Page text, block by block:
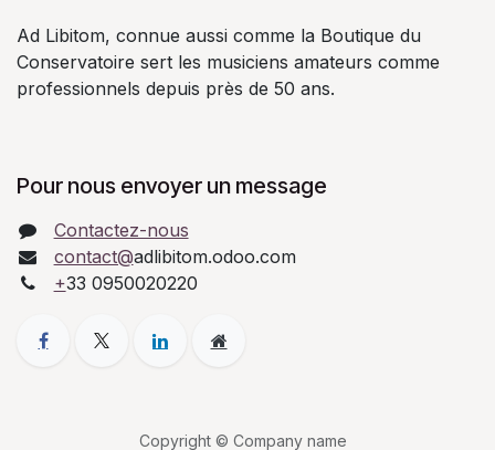
Ad Libitom, connue aussi comme la Boutique du
Conservatoire sert les musiciens amateurs comme
professionnels depuis près de 50 ans.
Pour nous envoyer un message
Contactez-nous
contact@adlibitom.odoo.com
+33 0950020220
Copyright © Company name